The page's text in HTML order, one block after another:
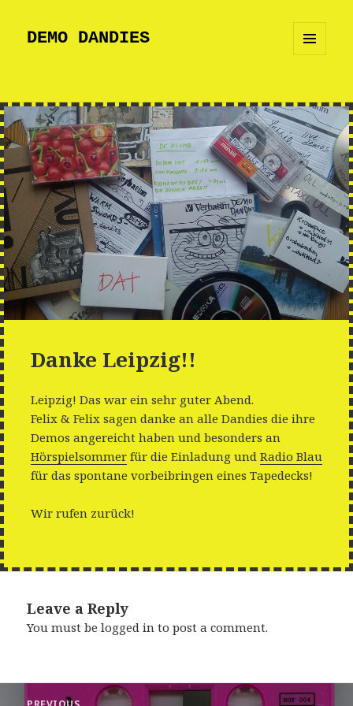
DEMO DANDIES
Danke Leipzig!!
Leipzig! Das war ein sehr guter Abend.
Felix & Felix sagen danke an alle Dandies die ihre
Demos angereicht haben und besonders an
Hörspielsommerfür die Einladung und Radio Blau
für das spontane vorbeibringen eines Tapedecks!
Wir rufen zurück!
Leave a Reply
You must belogged in to post a comment.